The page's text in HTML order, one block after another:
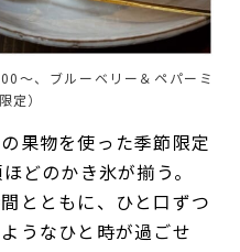
〜、ブルーベリー＆ペパーミ
定）
果物を使った季節限定
どのかき氷が揃う。
とともに、ひと口ずつ
うなひと時が過ごせ